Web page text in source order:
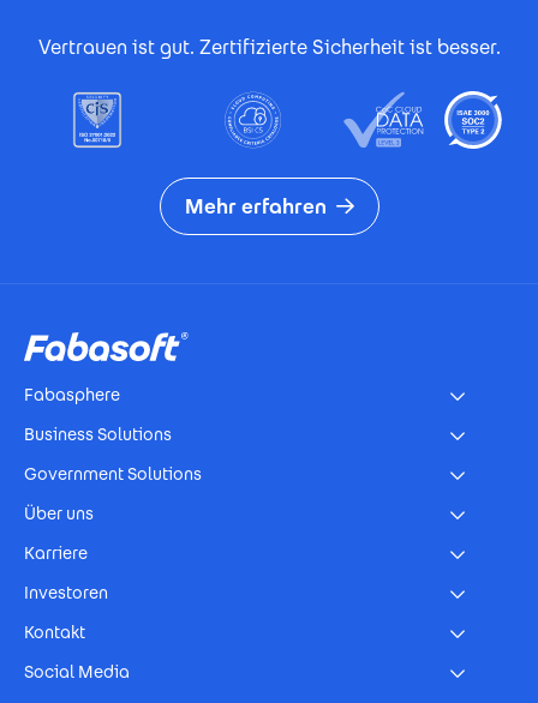
Vertrauen ist gut. Zertifizierte Sicherheit ist besser.
Mehr erfahren
Fabasphere
Business Solutions
Government Solutions
Über uns
Karriere
Investoren
Kontakt
Social Media